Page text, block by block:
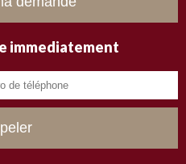
immediatement